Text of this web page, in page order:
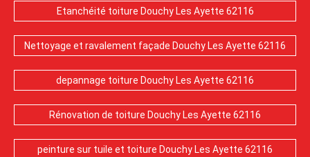
Etanchéité toiture Douchy Les Ayette 62116
Nettoyage et ravalement façade Douchy Les Ayette 62116
depannage toiture Douchy Les Ayette 62116
Rénovation de toiture Douchy Les Ayette 62116
peinture sur tuile et toiture Douchy Les Ayette 62116